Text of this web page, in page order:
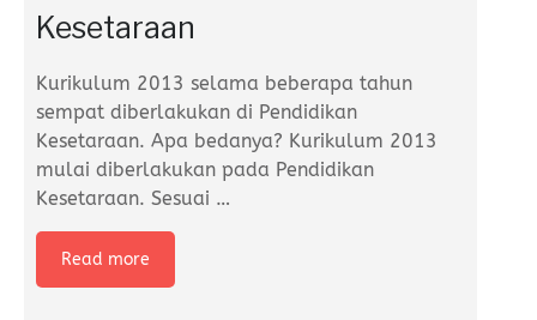
Kesetaraan
Kurikulum 2013 selama beberapa tahun
sempat diberlakukan di Pendidikan
Kesetaraan. Apa bedanya? Kurikulum 2013
mulai diberlakukan pada Pendidikan
Kesetaraan. Sesuai …
Read more